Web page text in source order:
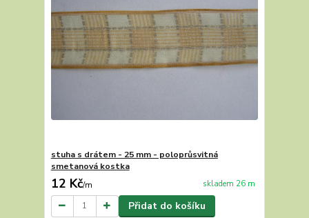
stuha s drátem - 25 mm - poloprůsvitná
smetanová kostka
12 Kč/m skladem 26 m
Přidat do košíku